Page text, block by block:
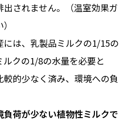
されません。（温室効果ガ
には、乳製品ミルクの1/15の
クの1/8の水量を必要と
較的少なく済み、環境への負
荷が少ない植物性ミルクで